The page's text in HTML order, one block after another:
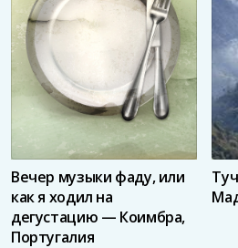
Вечер музыки фаду, или
как я ходил на
дегустацию — Коимбра,
Португалия